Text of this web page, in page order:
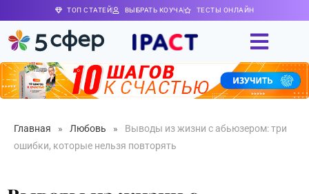
ТОП СТАТЕЙ ВЫБРАТЬ КОУЧА ТЕСТЫ ОНЛАЙН
Главная » Любовь »
Выводы из жизни с абьюзером: три
ошибки, которые нельзя повторять